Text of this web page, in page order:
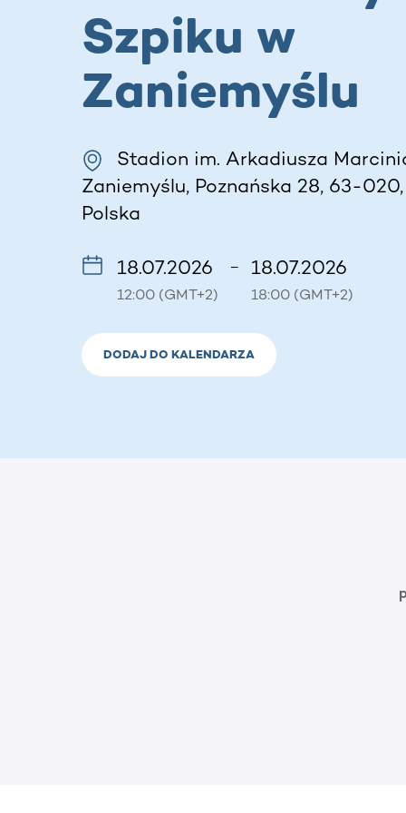
Szpiku w
Zaniemyślu
Stadion im. Arkadiusza
Zaniemyślu, Poznańska 28, 63-
Polska
18.07.2026
12:00 (GMT+2)
– 18.07.2026
18:00 (GMT+2)
DODAJ DO KALENDARZA